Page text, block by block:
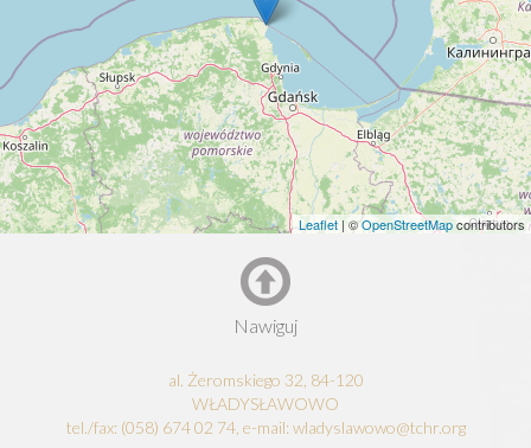
Leaflet | ©OpenStreetMapcontributors
Nawiguj
al. Żeromskiego 32, 84-120
WŁADYSŁAWOWO
tel./fax: (058) 674 02 74, e-mail: wladyslawowo@tchr.org